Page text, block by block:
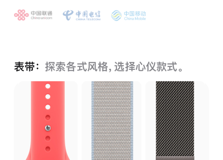
表带： 探索各式风格，选择心仪款式。